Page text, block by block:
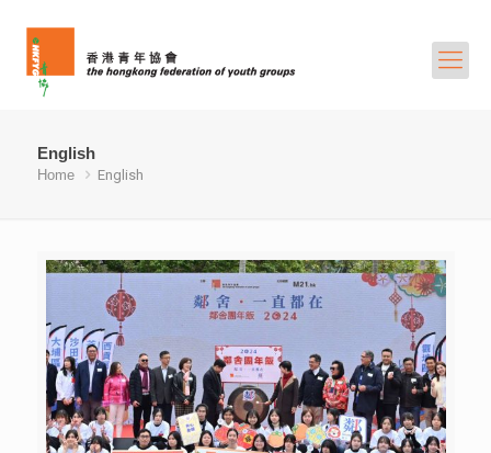
English
Home English